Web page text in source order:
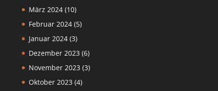
März 2024(10)
Februar 2024(5)
Januar 2024(3)
Dezember 2023 (6)
November 2023 (3)
Oktober 2023 (4)